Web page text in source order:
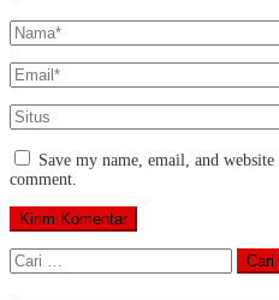
Save my name, email, and
comment.
Cari
untuk: